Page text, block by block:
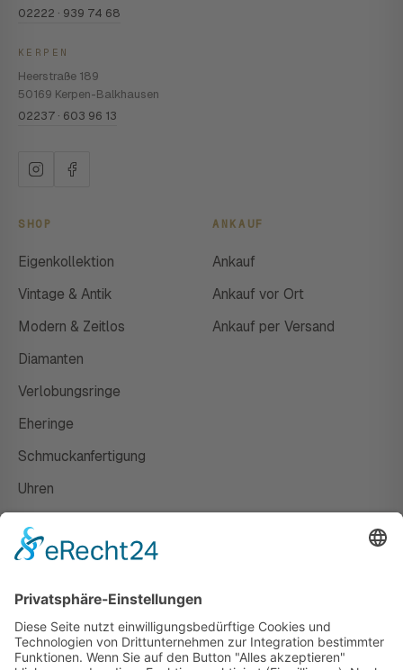
02222 · 939 74 68
KERPEN
Heerstraße 189
50169 Kerpen-Balkhausen
02237 · 603 96 13
SHOP
Eigenkollektion
Vintage & Antik
Modern & Zeitlos
Diamanten
Verlobungsringe
Eheringe
Schmuckanfertigung
Uhren
ANKAUF
Ankauf
Ankauf vor Ort
Ankauf per Versand
Susanne Steiger
Geschäfte